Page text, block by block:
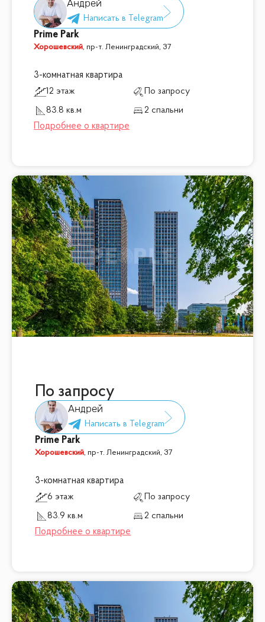
Андрей
Prime Park
Хорошевский,пр-т. Ленинградский, 37
3-комнатная квартира
12 этаж
По запросу
83.8 кв.м
2 спальни
По запросу
Андрей
Prime Park
Хорошевский,пр-т. Ленинградский, 37
3-комнатная квартира
6 этаж
По запросу
83.9 кв.м
2 спальни